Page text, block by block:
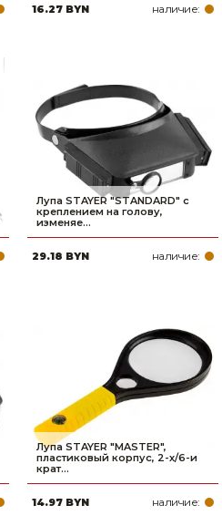
16.27 BYN наличие:
Лупа STAYER ″STANDARD″ с
креплением на голову,
изменяе...
29.18 BYN наличие:
Лупа STAYER ″MASTER″,
пластиковый корпус, 2-х/6-и
крат...
14.97 BYN наличие: